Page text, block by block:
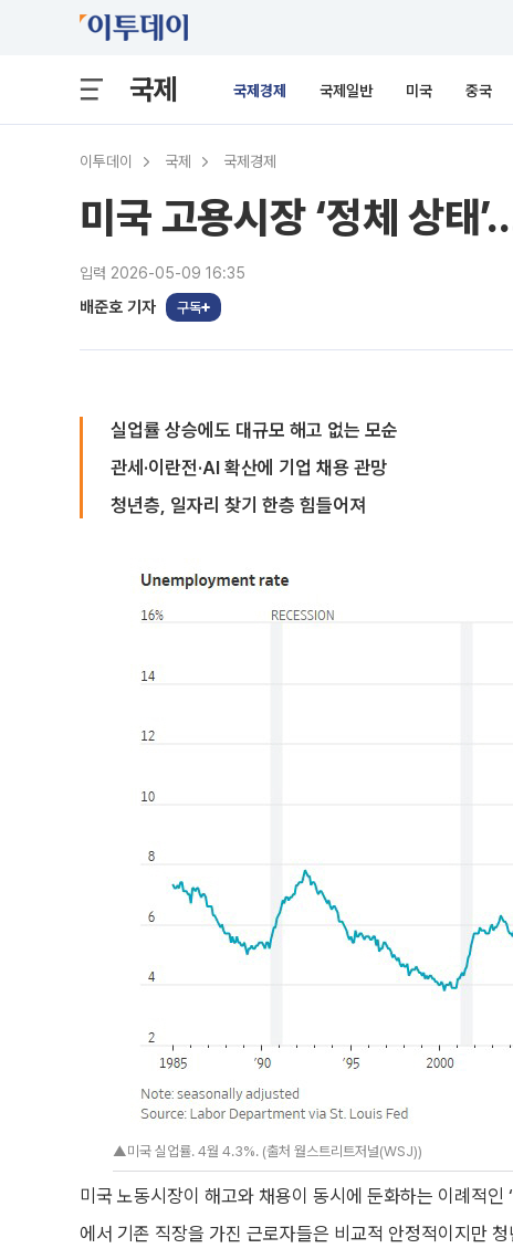
국제 국제경제 국제일반 미국 중국
이투데이 국제 국제경제
미국 고용시장 ‘정체 상태
입력 2026-05-09 16:35
배준호 기자 구독
실업률 상승에도 대규모 해고 없는 모순
관세·이란전·AI 확산에 기업 채용 관망
청년층, 일자리 찾기 한층 힘들어져
▲미국 실업률. 4월 4.3%. (출처 월스트리트저널(WSJ))
미국 노동시장이 해고와 채용이 동시에 둔화하는 이례적
에서 기존 직장을 가진 근로자들은 비교적 안정적이지만